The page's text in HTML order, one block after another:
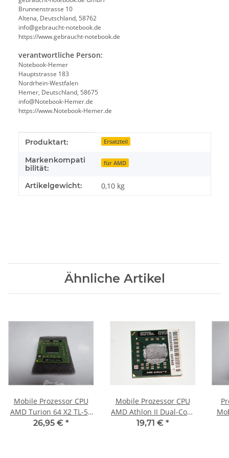
Brunnenstrasse 10
Altena, Deutschland, 58762
info@gebraucht-notebook.de
https://www.gebraucht-notebook.de
verantwortliche Person:
Notebook-Hemer
Hauptstrasse 183
Nordrhein-Westfalen
Hemer, Deutschland, 58675
info@Notebook-Hemer.de
https://www.Notebook-Hemer.de
Produkteigenschaft
Wert
Produktart: Ersatzteil
Markenkompati
bilität:
für AMD
Artikelgewicht: 0,10 kg
Ähnliche Artikel
Mobile Prozessor CPU
AMD Turion 64 X2 TL-58
2x 1.9GHz
26,95 € *
Mobile Prozessor CPU
AMD Athlon II Dual-Core
2000MHz M300
19,71 € *